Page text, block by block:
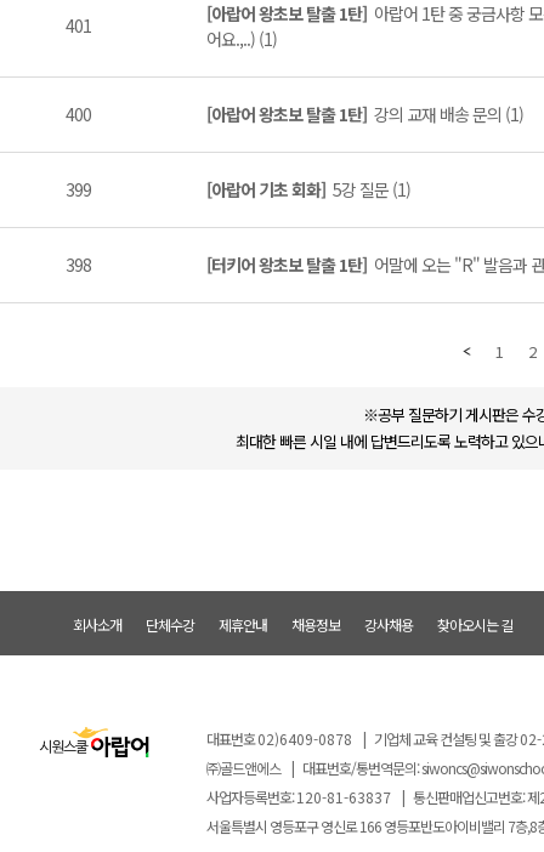
401 [아랍어 왕초보 탈출 1탄] 아랍어 1탄 중 궁금사항
어요.,..) (1)
400 [아랍어 왕초보 탈출 1탄] 강의 교재 배송 문의 (1)
399 [아랍어 기초 회화] 5강 질문 (1)
398 [터키어 왕초보 탈출 1탄] 어말에 오는 "R" 발음과
1 2
※공부 질문하기 게시판은 수
최대한 빠른 시일 내에 답변드리도록 노력하고 있
회사소개 단체수강 제휴안내 채용정보 강사채용 찾아오시는 길
대표번호02)6409-0878 | 기업체 교육 컨설팅 및 출강
㈜골드앤에스 | 대표번호/통번역문의:
사업자등록번호:120-81-63837 | 통신판매업신고번호: 제
서울특별시 영등포구 영신로 166 영등포반도아이비밸리 7층,8